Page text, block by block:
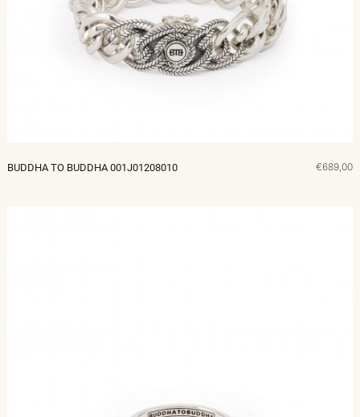
BUDDHA TO BUDDHA 001J01208010 €689,00